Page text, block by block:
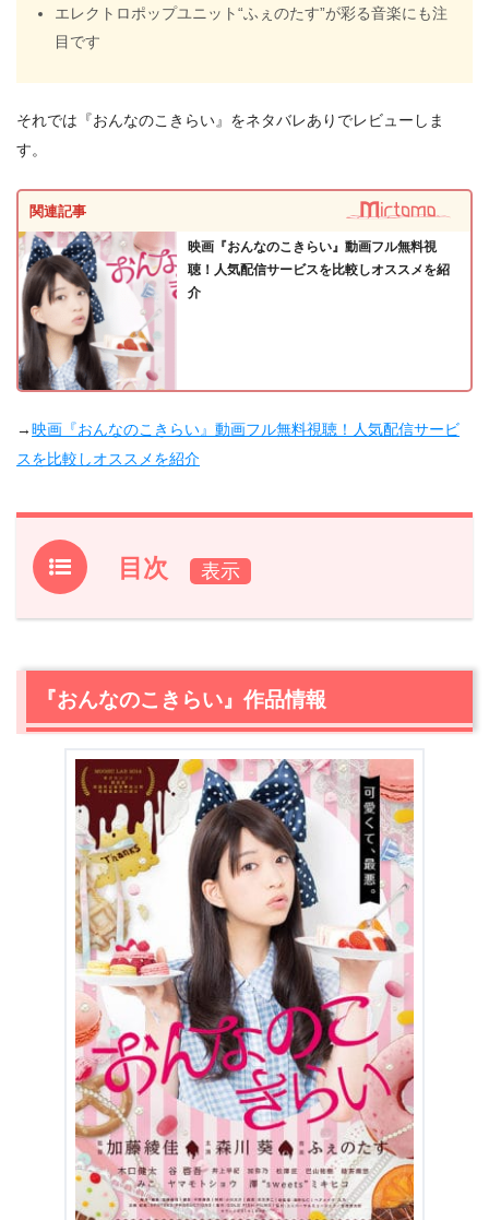
エレクトロポップユニット“ふぇのたす”が彩る音楽にも注
目です
それでは『おんなのこきらい』をネタバレありでレビューしま
す。
関連記事
映画『おんなのこきらい』動画フル無料視
聴！人気配信サービスを比較しオススメを紹
介
→映画『おんなのこきらい』動画フル無料視聴！人気配信サービ
スを比較しオススメを紹介
目次
1.『おんなのこきらい』作品情報
2.1 可愛いは正義、可愛いは最強
2.2ユウトと高山
【ネタバレ】『おんなのこきらい』感想
3.1 『おんなのこきらい』を見たきっかけや感想など
3.2『おんなのこきらい』好きな場面やセリフなど
『おんなのこきらい』まとめ
『おんなのこきらい』作品情報